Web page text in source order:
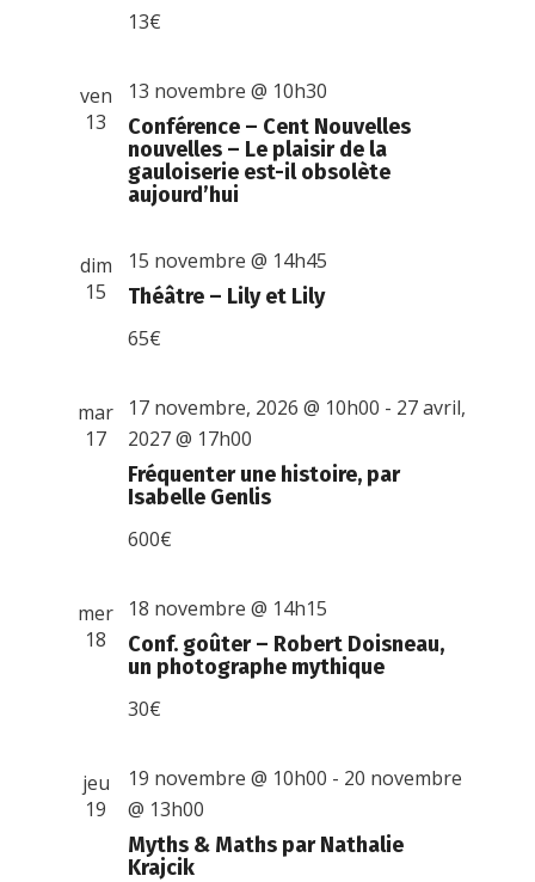
13€
ven
13
Conférence – Cent Nouvelles
nouvelles – Le plaisir de la
gauloiserie est-il obsolète
aujourd’hui
13 novembre @ 10h30
dim
15
Théâtre – Lily et Lily
15 novembre @ 14h45
65€
mar
17
Fréquenter une histoire, par
Isabelle Genlis
17 novembre, 2026 @ 10h00 - 27 avril,
2027 @ 17h00
600€
mer
18
Conf. goûter – Robert Doisneau,
un photographe mythique
18 novembre @ 14h15
30€
jeu
19
Myths & Maths par Nathalie
Krajcik
19 novembre @ 10h00 - 20 novembre
@ 13h00